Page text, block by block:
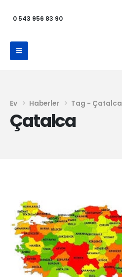
0 543 956 83 90
Ev Haberler Tag - Çatalca
Çatalca